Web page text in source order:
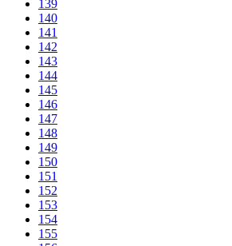
139
140
141
142
143
144
145
146
147
148
149
150
151
152
153
154
155